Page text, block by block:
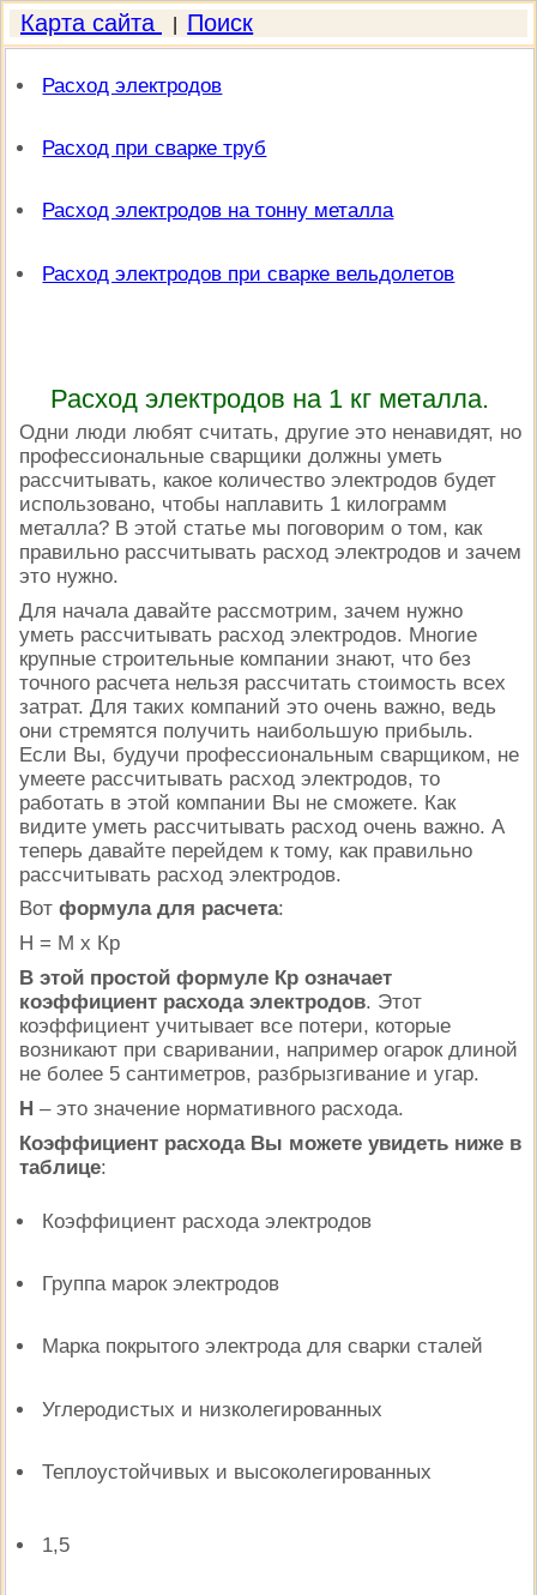
Карта сайта Поиск
Расход электродов
Расход при сварке труб
Расход электродов на тонну металла
Расход электродов при сварке вельдолетов
Расход электродов на 1 кг металла.
Одни люди любят считать, другие это ненавидят, но
профессиональные сварщики должны уметь
рассчитывать, какое количество электродов будет
использовано, чтобы наплавить 1 килограмм
металла? В этой статье мы поговорим о том, как
правильно рассчитывать расход электродов и зачем
это нужно.
Для начала давайте рассмотрим, зачем нужно
уметь рассчитывать расход электродов. Многие
крупные строительные компании знают, что без
точного расчета нельзя рассчитать стоимость всех
затрат. Для таких компаний это очень важно, ведь
они стремятся получить наибольшую прибыль.
Если Вы, будучи профессиональным сварщиком, не
умеете рассчитывать расход электродов, то
работать в этой компании Вы не сможете. Как
видите уметь рассчитывать расход очень важно. А
теперь давайте перейдем к тому, как правильно
рассчитывать расход электродов.
Вот формула для расчета:
Н = М х Кр
В этой простой формуле Кр означает
коэффициент расхода электродов. Этот
коэффициент учитывает все потери, которые
возникают при сваривании, например огарок длиной
не более 5 сантиметров, разбрызгивание и угар.
Н – это значение нормативного расхода.
Коэффициент расхода Вы можете увидеть ниже в
таблице:
Коэффициент расхода электродов
Группа марок электродов
Марка покрытого электрода для сварки сталей
Углеродистых и низколегированных
Теплоустойчивых и высоколегированных
1,5